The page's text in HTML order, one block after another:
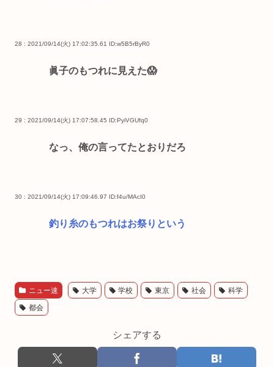
28 : 2021/09/14(火) 17:02:35.61 ID:w5B5rByR0
眞子のもつれに見えた😱
29 : 2021/09/14(火) 17:07:58.45 ID:PyiVGUfq0
なっ、俺の言ってたとおりだろ
30 : 2021/09/14(火) 17:09:46.97 ID:f4u/MAcI0
釣り糸のもつれはお祭りという
ニュー速 大学 学校 東京 社会 科学
都会
シェアする